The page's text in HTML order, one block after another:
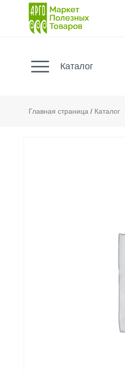
Каталог
Главная страница / Каталог